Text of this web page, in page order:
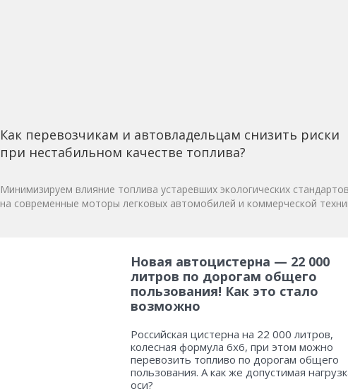
Как перевозчикам и автовладельцам снизить риски
при нестабильном качестве топлива?
Минимизируем влияние топлива устаревших экологических стандартов
на современные моторы легковых автомобилей и коммерческой
Новая автоцистерна — 22 000
литров по дорогам общего
пользования! Как это стало
возможно
Российская цистерна на 22 000 литров,
колесная формула 6х6, при этом можно
перевозить топливо по дорогам общего
пользования. А как же допустимая
оси?